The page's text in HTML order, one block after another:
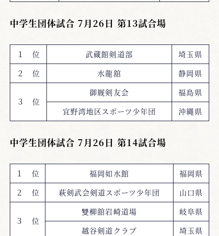
中学生団体試合 7月26日 第13試合場
１ 位 武蔵館剣道部
埼玉県
２ 位
水龍舘 静岡県
３ 位
御厩剣友会
福島県
宜野湾地区スポーツ少年団
沖縄県
中学生団体試合 7月26日 第14試合場
１ 位 福岡如水館
福岡県
２ 位
萩剣武会剣道スポーツ少年団 山口県
３ 位
雙柳舘岩崎道場
岐阜県
越谷剣道クラブ
埼玉県